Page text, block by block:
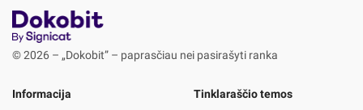
© 2026 – „Dokobit” – paprasčiau nei pasirašyti ranka
Informacija Tinklaraščio temos